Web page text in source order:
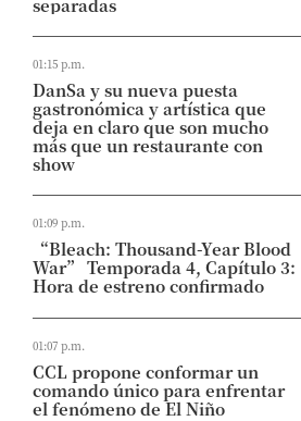
separadas
01:15 p.m.
DanSa y su nueva puesta
gastronómica y artística que
deja en claro que son mucho
más que un restaurante con
show
01:09 p.m.
“Bleach: Thousand-Year Blood
War” Temporada 4, Capítulo 3:
Hora de estreno confirmado
01:07 p.m.
CCL propone conformar un
comando único para enfrentar
el fenómeno de El Niño